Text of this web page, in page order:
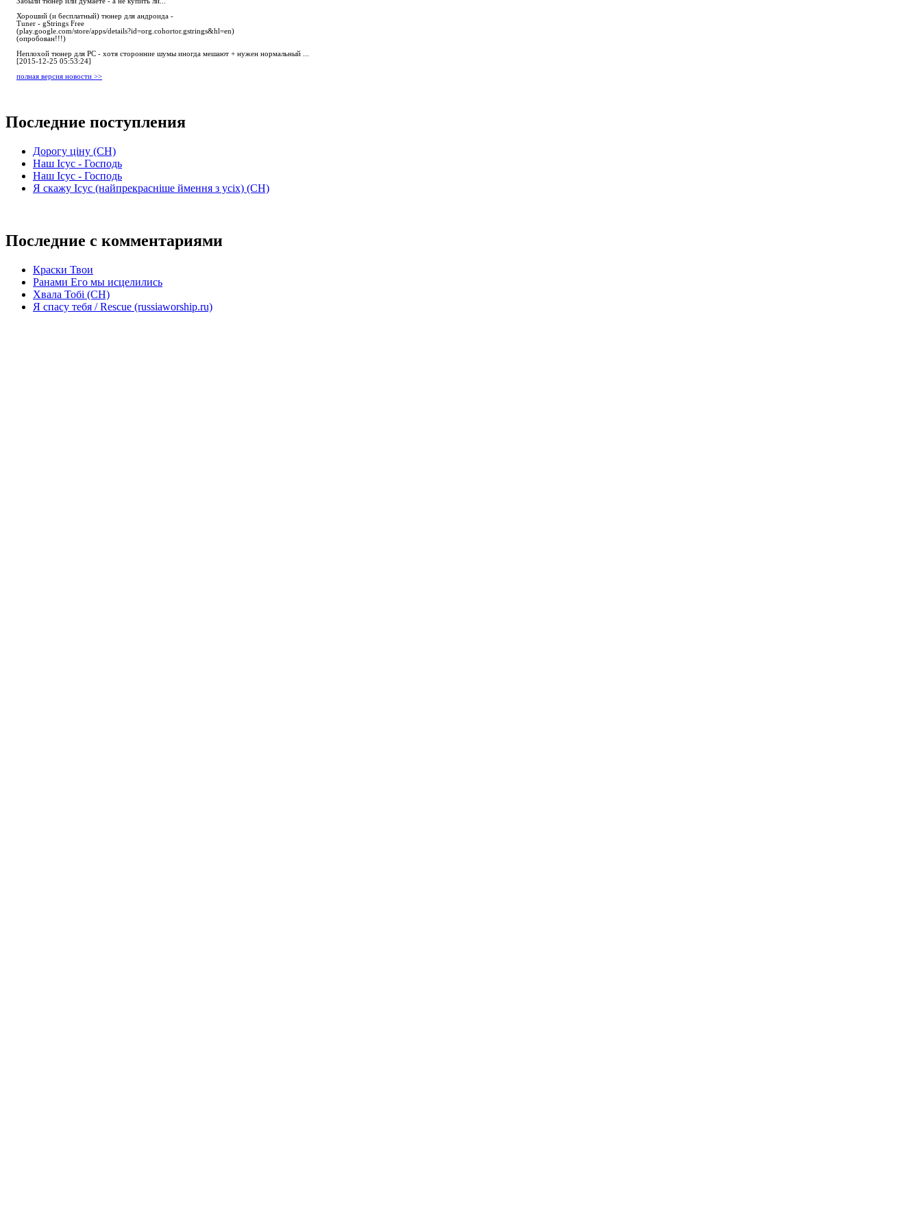
Хороший (и бесплатный) тюнер для андроида -
Tuner - gStrings Free
(play.google.com/store/apps/details?id=org.cohortor.gstrings&hl=en)
(опробован!!!)
Неплохой тюнер для РС - хотя сторонние шумы иногда мешают + нужен нормальный ...
[2015-12-25 05:53:24]
полная версия новости >>
Последние поступления
Дорогу ціну (СН)
Наш Ісус - Господь
Наш Ісус - Господь
Я скажу Ісус (найпрекрасніше ймення з усіх) (СН)
Последние с комментариями
Краски Твои
Ранами Его мы исцелились
Хвала Тобі (СН)
Я спасу тебя / Rescue (russiaworship.ru)